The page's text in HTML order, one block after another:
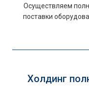
Осуществляем
поставки
Холдинг